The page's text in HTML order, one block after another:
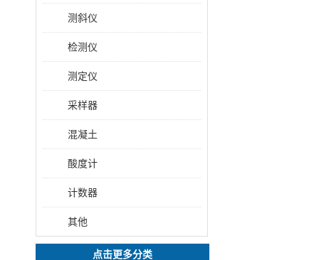
测斜仪
检测仪
测定仪
采样器
混凝土
酸度计
计数器
其他
点击更多分类